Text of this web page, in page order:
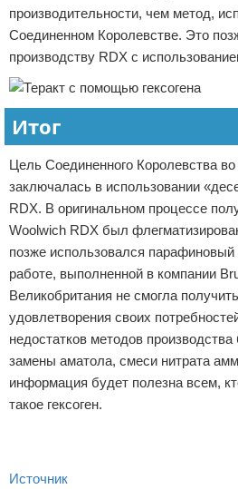
производительности, чем метод,
Соединенном Королевстве. Это
производству RDX с
Итог
Цель Соединенного Королевства
заключалась в использовании
RDX. В оригинальном процессе
Woolwich RDX был
позже использовался
работе, выполненной в компании
Великобритания не смогла
удовлетворения своих
недостатков методов
замены аматола, смеси нитрата
информация будет полезна всем,
такое гексоген.
Источник